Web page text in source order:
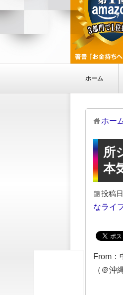
ホーム
ホー
所
本
投稿
なライ
From：
（＠沖